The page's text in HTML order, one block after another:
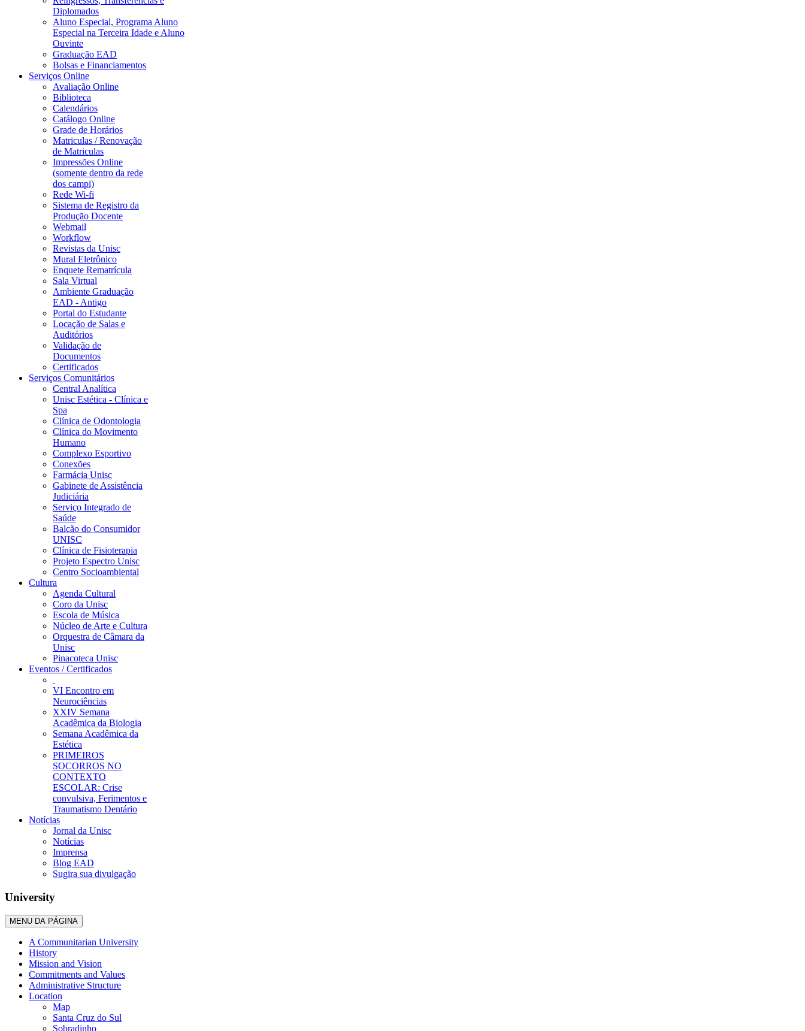
Diplomados
Aluno Especial, Programa Aluno
Especial na Terceira Idade e Aluno
Ouvinte
Graduação EAD
Bolsas e Financiamentos
Serviços Online
Avaliação Online
Biblioteca
Calendários
Catálogo Online
Grade de Horários
Matriculas / Renovação
de Matriculas
Impressões Online
(somente dentro da rede
dos campi)
Rede Wi-fi
Sistema de Registro da
Produção Docente
Webmail
Workflow
Revistas da Unisc
Mural Eletrônico
Enquete Rematrícula
Sala Virtual
Ambiente Graduação
EAD - Antigo
Portal do Estudante
Locação de Salas e
Auditórios
Validação de
Documentos
Certificados
Serviços Comunitários
Central Analítica
Unisc Estética - Clínica e
Spa
Clínica de Odontologia
Clínica do Movimento
Humano
Complexo Esportivo
Conexões
Farmácia Unisc
Gabinete de Assistência
Judiciária
Serviço Integrado de
Saúde
Balcão do Consumidor
UNISC
Clínica de Fisioterapia
Projeto Espectro Unisc
Centro Socioambiental
Cultura
Agenda Cultural
Coro da Unisc
Escola de Música
Núcleo de Arte e Cultura
Orquestra de Câmara da
Unisc
Pinacoteca Unisc
Eventos / Certificados
VI Encontro em
Neurociências
XXIV Semana
Acadêmica da Biologia
Semana Acadêmica da
Estética
PRIMEIROS
SOCORROS NO
CONTEXTO
ESCOLAR: Crise
convulsiva, Ferimentos e
Traumatismo Dentário
Notícias
Jornal da Unisc
Notícias
Imprensa
Blog EAD
Sugira sua divulgação
University
MENU DA PÁGINA
A Communitarian University
History
Mission and Vision
Commitments and Values
Administrative Structure
Location
Map
Santa Cruz do Sul
Sobradinho